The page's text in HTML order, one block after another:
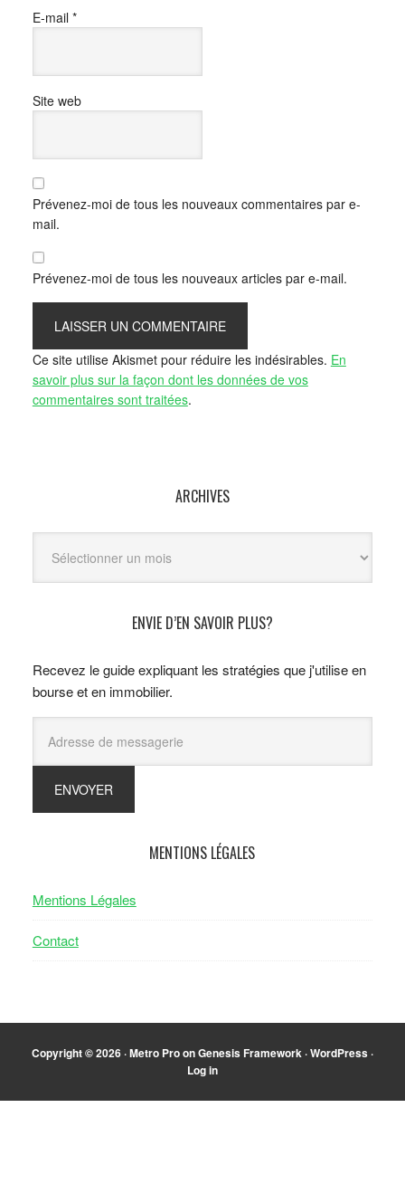
E-mail *
Site web
Prévenez-moi de tous les nouveaux commentaires par e-
mail.
Prévenez-moi de tous les nouveaux articles par e-mail.
Ce site utilise Akismet pour réduire les indésirables. En
savoir plus sur la façon dont les données de vos
commentaires sont traitées.
ARCHIVES
ENVIE D’EN SAVOIR PLUS?
Recevez le guide expliquant les stratégies que j'utilise en
bourse et en immobilier.
MENTIONS LÉGALES
Mentions Légales
Contact
Copyright © 2026 ·Metro ProonGenesis Framework ·WordPress ·
Log in